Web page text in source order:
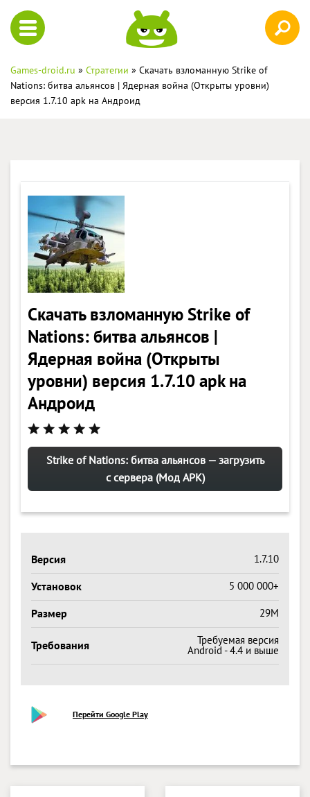
Games-droid.ru » Стратегии » Скачать взломанную Strike of
Nations: битва альянсов | Ядерная война (Открыты уровни)
версия 1.7.10 apk на Андроид
Скачать взломанную Strike of
Nations: битва альянсов |
Ядерная война (Открыты
уровни) версия 1.7.10 apk на
Андроид
Strike of Nations: битва альянсов — загрузить
с сервера (Мод APK)
Версия 1.7.10
Установок 5 000 000+
Размер 29M
Требования Требуемая версия
Android - 4.4 и выше
Перейти Google Play